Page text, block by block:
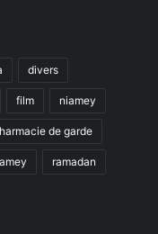
divers
film niamey
de garde
ramadan